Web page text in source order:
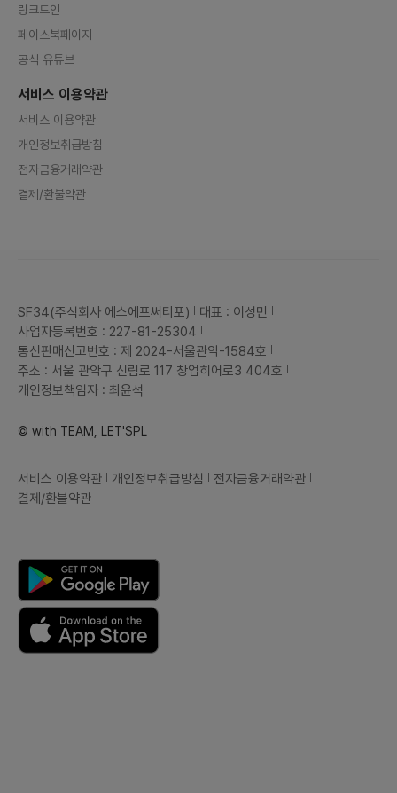
링크드인
페이스북페이지
공식 유튜브
서비스 이용약관
서비스 이용약관
개인정보취급방침
전자금융거래약관
결제/환불약관
SF34(주식회사 에스에프써티포)
대표 : 이성민
사업자등록번호 : 227-81-25304
통신판매신고번호 : 제 2024-서울관악-1584호
주소 : 서울 관악구 신림로 117 창업히어로3 404호
개인정보책임자 : 최윤석
© with TEAM, LET'SPL
서비스 이용약관 개인정보취급방침
전자금융거래약관
결제/환불약관